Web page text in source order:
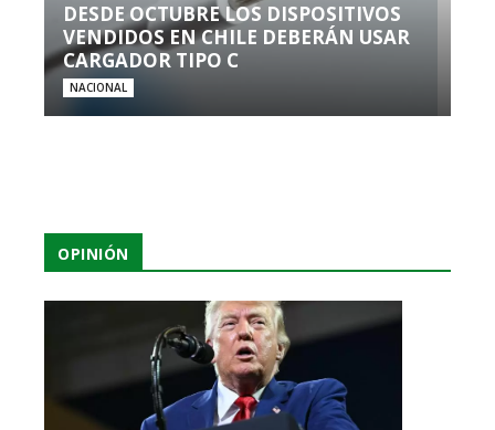
DESDE OCTUBRE LOS DISPOSITIVOS
VENDIDOS EN CHILE DEBERÁN USAR
CARGADOR TIPO C
NACIONAL
OPINIÓN